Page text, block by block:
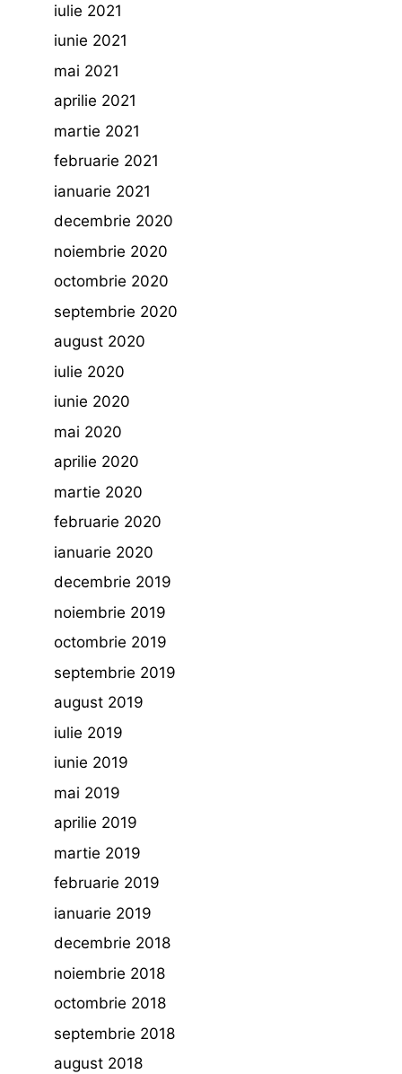
iulie 2021
iunie 2021
mai 2021
aprilie 2021
martie 2021
februarie 2021
ianuarie 2021
decembrie 2020
noiembrie 2020
octombrie 2020
septembrie 2020
august 2020
iulie 2020
iunie 2020
mai 2020
aprilie 2020
martie 2020
februarie 2020
ianuarie 2020
decembrie 2019
noiembrie 2019
octombrie 2019
septembrie 2019
august 2019
iulie 2019
iunie 2019
mai 2019
aprilie 2019
martie 2019
februarie 2019
ianuarie 2019
decembrie 2018
noiembrie 2018
octombrie 2018
septembrie 2018
august 2018